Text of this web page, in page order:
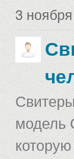
3
модель